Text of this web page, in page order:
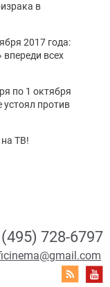
в
2017 года:
всех
по 1 октября
устоял против
ТВ!
728-6797